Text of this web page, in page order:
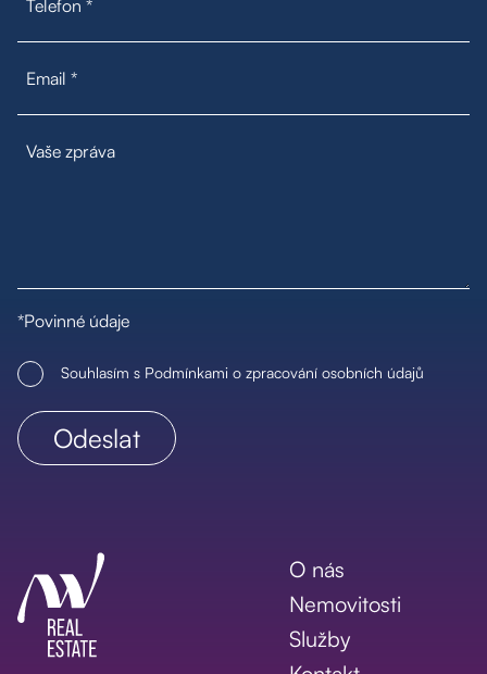
*Povinné údaje
Souhlasím s Podmínkami o zpracování osobních údajů
O nás
Nemovitosti
Služby